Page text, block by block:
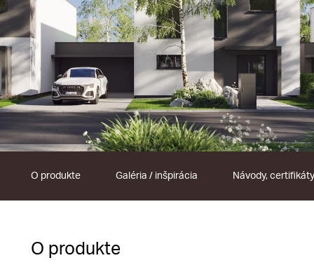
O produkte Galéria / inšpirácia Návody, certifikáty
O produkte